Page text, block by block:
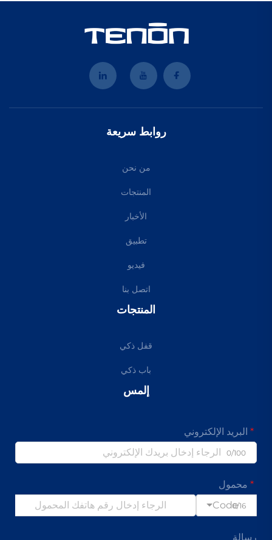
روابط سريعة
من نحن
المنتجات
الأخبار
تطبيق
فيديو
اتصل بنا
المنتجات
قفل ذكي
باب ذكي
إلمس
البريد الإلكتروني
0/100
محمول
Code0/16
رسالة